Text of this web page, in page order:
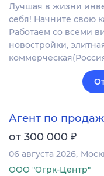
Лучшая в жизни
себя! Начните свою
Работаем со всеми
новостройки,
Агент по
от 300 000 ₽
06 августа 2026
ООО "Огрк-Центр"